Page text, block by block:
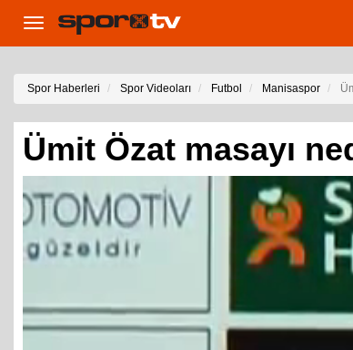
Toggle
navigation
Spor Haberleri Spor Videoları Futbol Manisaspor
Ümit Özat masayı